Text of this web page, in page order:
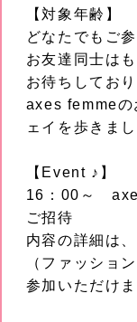
【対象年齢】
どなたでも
お友達同士は
お待ちしてお
axes femmeの
ェイを歩きま
【Event ♪】
16：00～
ご招待
内容の詳細は
（ファッショ
参加いただけ